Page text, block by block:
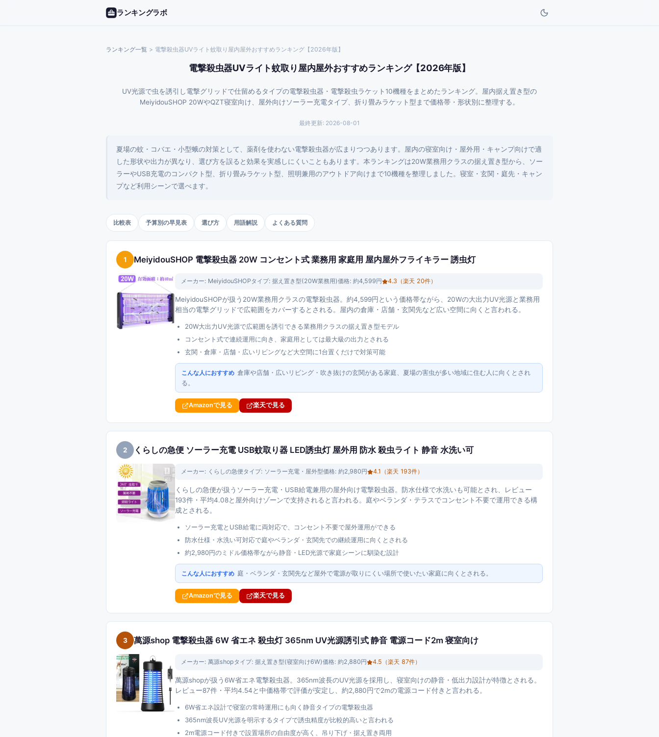
ランキングラボ
ランキング一覧 > 電撃殺虫器UVライト蚊取り屋内屋外おすすめランキング【2026年版】
電撃殺虫器UVライト蚊取り屋内屋外おすすめランキング【2026年版】
UV光源で虫を誘引し電撃グリッドで仕留めるタイプの電撃殺虫器・電撃殺虫ラケット10機種をまとめたランキング。屋内据え置き型の
MeiyidouSHOP 20WやQZT寝室向け、屋外向けソーラー充電タイプ、折り畳みラケット型まで価格帯・形状別に整理する。
最終更新: 2026-08-01
夏場の蚊・コバエ・小型蛾の対策として、薬剤を使わない電撃殺虫器が広まりつつあります。屋内の寝室向け・屋外用・キャンプ向けで適
した形状や出力が異なり、選び方を誤ると効果を実感しにくいこともあります。本ランキングは20W業務用クラスの据え置き型から、ソー
ラーやUSB充電のコンパクト型、折り畳みラケット型、照明兼用のアウトドア向けまで10機種を整理しました。寝室・玄関・庭先・キャン
プなど利用シーンで選べます。
比較表 予算別の早見表 選び方 用語解説 よくある質問
1 MeiyidouSHOP 電撃殺虫器 20W コンセント式 業務用 家庭用 屋内屋外フライキラー 誘虫灯
メーカー: MeiyidouSHOPタイプ: 据え置き型(20W業務用)価格: 約4,599円 4.3 （楽天 20件）
MeiyidouSHOPが扱う20W業務用クラスの電撃殺虫器。約4,599円という価格帯ながら、20Wの大出力UV光源と業務用
相当の電撃グリッドで広範囲をカバーするとされる。屋内の倉庫・店舗・玄関先など広い空間に向くと言われる。
20W大出力UV光源で広範囲を誘引できる業務用クラスの据え置き型モデル
コンセント式で連続運用に向き、家庭用としては最大級の出力とされる
玄関・倉庫・店舗・広いリビングなど大空間に1台置くだけで対策可能
こんな人におすすめ 倉庫や店舗・広いリビング・吹き抜けの玄関がある家庭、夏場の害虫が多い地域に住む人に向くとされ
る。
Amazonで見る 楽天で見る
2 くらしの急便 ソーラー充電 USB蚊取り器 LED誘虫灯 屋外用 防水 殺虫ライト 静音 水洗い可
メーカー: くらしの急便タイプ: ソーラー充電・屋外型価格: 約2,980円 4.1 （楽天 193件）
くらしの急便が扱うソーラー充電・USB給電兼用の屋外向け電撃殺虫器。防水仕様で水洗いも可能とされ、レビュー
193件・平均4.08と屋外向けゾーンで支持されると言われる。庭やベランダ・テラスでコンセント不要で運用できる構
成とされる。
ソーラー充電とUSB給電に両対応で、コンセント不要で屋外運用ができる
防水仕様・水洗い可対応で庭やベランダ・玄関先での継続運用に向くとされる
約2,980円のミドル価格帯ながら静音・LED光源で家庭シーンに馴染む設計
こんな人におすすめ 庭・ベランダ・玄関先など屋外で電源が取りにくい場所で使いたい家庭に向くとされる。
Amazonで見る 楽天で見る
3 萬源shop 電撃殺虫器 6W 省エネ 殺虫灯 365nm UV光源誘引式 静音 電源コード2m 寝室向け
メーカー: 萬源shopタイプ: 据え置き型(寝室向け6W)価格: 約2,880円 4.5 （楽天 87件）
萬源shopが扱う6W省エネ電撃殺虫器。365nm波長のUV光源を採用し、寝室向けの静音・低出力設計が特徴とされる。
レビュー87件・平均4.54と中価格帯で評価が安定し、約2,880円で2mの電源コード付きと言われる。
6W省エネ設計で寝室の常時運用にも向く静音タイプの電撃殺虫器
365nm波長UV光源を明示するタイプで誘虫精度が比較的高いと言われる
2m電源コード付きで設置場所の自由度が高く、吊り下げ・据え置き両用